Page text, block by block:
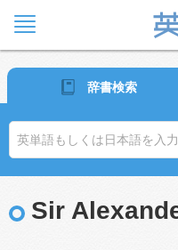
辞書検索
Sir